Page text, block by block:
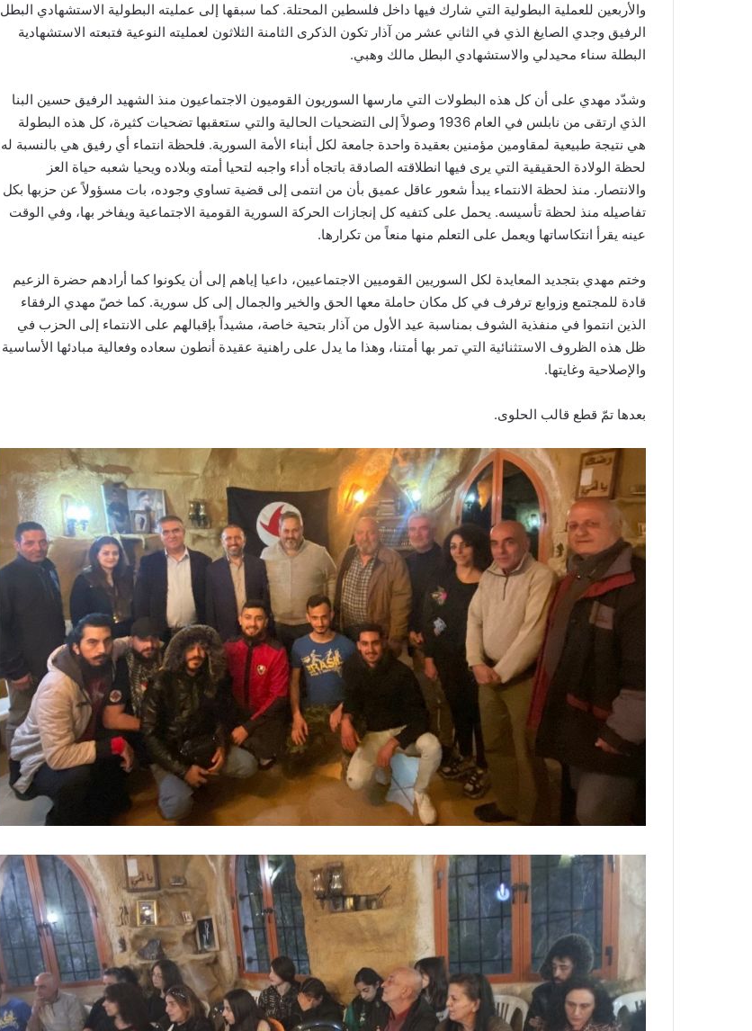
والأربعين للعملية البطولية التي شارك فيها داخل فلسطين المحتلة. كما سبقها إلى عمليته البطولية الاستشهادي البطل
الرفيق وجدي الصايغ الذي في الثاني عشر من آذار تكون الذكرى الثامنة الثلاثون لعمليته النوعية فتبعته الاستشهادية
البطلة سناء محيدلي والاستشهادي البطل مالك وهبي.
وشدّد مهدي على أن كل هذه البطولات التي مارسها السوريون القوميون الاجتماعيون منذ الشهيد الرفيق حسين البنا
الذي ارتقى من نابلس في العام 1936 وصولاً إلى التضحيات الحالية والتي ستعقبها تضحيات كثيرة، كل هذه البطولة
هي نتيجة طبيعية لمقاومين مؤمنين بعقيدة واحدة جامعة لكل أبناء الأمة السورية. فلحظة انتماء أي رفيق هي بالنسبة له
لحظة الولادة الحقيقية التي يرى فيها انطلاقته الصادقة باتجاه أداء واجبه لتحيا أمته وبلاده ويحيا شعبه حياة العز
والانتصار. منذ لحظة الانتماء يبدأ شعور عاقل عميق بأن من انتمى إلى قضية تساوي وجوده، بات مسؤولاً عن حزبها بكل
تفاصيله منذ لحظة تأسيسه. يحمل على كتفيه كل إنجازات الحركة السورية القومية الاجتماعية ويفاخر بها، وفي الوقت
عينه يقرأ انتكاساتها ويعمل على التعلم منها منعاً من تكرارها.
وختم مهدي بتجديد المعايدة لكل السوريين القوميين الاجتماعيين، داعيا إياهم إلى أن يكونوا كما أرادهم حضرة الزعيم
قادة للمجتمع وزوابع ترفرف في كل مكان حاملة معها الحق والخير والجمال إلى كل سورية. كما خصّ مهدي الرفقاء
الذين انتموا في منفذية الشوف بمناسبة عيد الأول من آذار بتحية خاصة، مشيداً بإقبالهم على الانتماء إلى الحزب في
ظل هذه الظروف الاستثنائية التي تمر بها أمتنا، وهذا ما يدل على راهنية عقيدة أنطون سعاده وفعالية مبادئها الأساسية
والإصلاحية وغايتها.
بعدها تمّ قطع قالب الحلوى.